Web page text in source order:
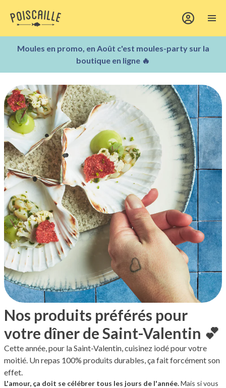
Moules en promo, en Août c'est moules-party sur la
boutique en ligne 🔥
Nos produits préférés pour
votre dîner de Saint-Valentin 💕
Cette année, pour la Saint-Valentin, cuisinez iodé pour votre
moitié. Un repas 100% produits durables, ça fait forcément son
effet.
L'amour, ça doit se célébrer tous les jours de l'année.Mais si vous